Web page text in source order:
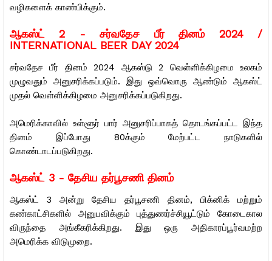
வழிகளைக் காண்பிக்கும்.
ஆகஸ்ட் 2 -சர்வதேச பீர் தினம் 2024 /
INTERNATIONAL BEER DAY 2024
சர்வதேச பீர் தினம் 2024 ஆகஸ்டு 2 வெள்ளிக்கிழமை உலகம்
முழுவதும் அனுசரிக்கப்படும். இது ஒவ்வொரு ஆண்டும் ஆகஸ்ட்
முதல் வெள்ளிக்கிழமை அனுசரிக்கப்படுகிறது.
அமெரிக்காவில் உள்ளூர் பார் அனுசரிப்பாகத் தொடங்கப்பட்ட இந்த
தினம் இப்போது 80க்கும் மேற்பட்ட நாடுகளில்
கொண்டாடப்படுகிறது.
ஆகஸ்ட் 3 - தேசிய தர்பூசணி தினம்
ஆகஸ்ட் 3 அன்று தேசிய தர்பூசணி தினம், பிக்னிக் மற்றும்
கண்காட்சிகளில் அனுபவிக்கும் புத்துணர்ச்சியூட்டும் கோடைகால
விருந்தை அங்கீகரிக்கிறது. இது ஒரு அதிகாரப்பூர்வமற்ற
அமெரிக்க விடுமுறை.